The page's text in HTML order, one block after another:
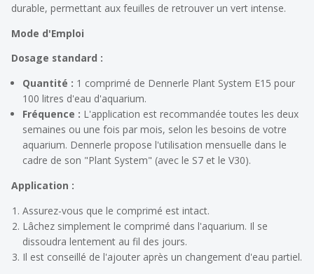
durable, permettant aux feuilles de retrouver un vert intense.
Mode d'Emploi
Dosage standard :
Quantité : 1 comprimé de Dennerle Plant System E15 pour
100 litres d'eau d'aquarium.
Fréquence : L'application est recommandée toutes les deux
semaines ou une fois par mois, selon les besoins de votre
aquarium. Dennerle propose l'utilisation mensuelle dans le
cadre de son "Plant System" (avec le S7 et le V30).
Application :
Assurez-vous que le comprimé est intact.
Lâchez simplement le comprimé dans l'aquarium. Il se
dissoudra lentement au fil des jours.
Il est conseillé de l'ajouter après un changement d'eau partiel.